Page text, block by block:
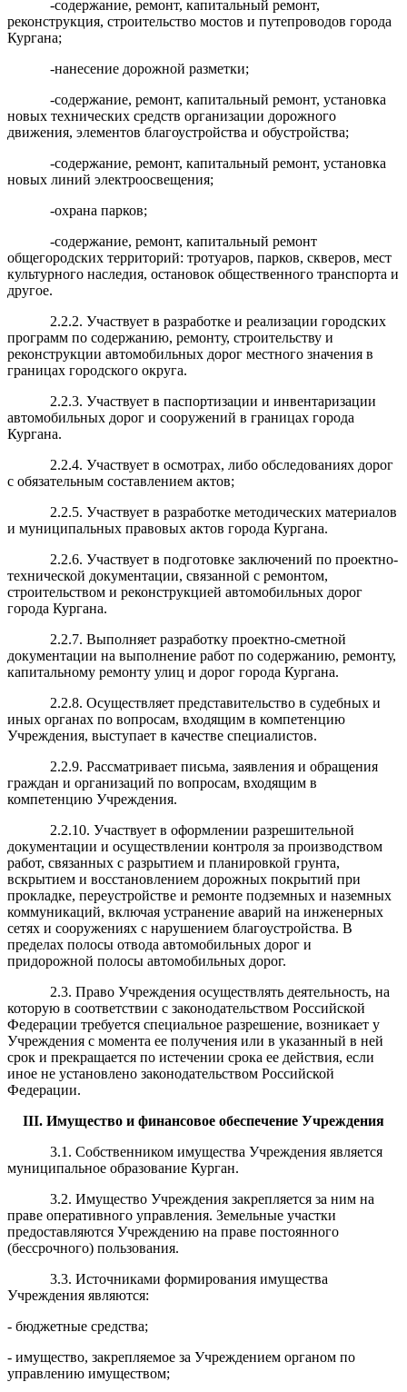
-содержание, ремонт, капитальный ремонт,
реконструкция, строительство мостов и путепроводов города
Кургана;
-нанесение дорожной разметки;
-содержание, ремонт, капитальный ремонт, установка
новых технических средств организации дорожного
движения, элементов благоустройства и обустройства;
-содержание, ремонт, капитальный ремонт, установка
новых линий электроосвещения;
-охрана парков;
-содержание, ремонт, капитальный ремонт
общегородских территорий: тротуаров, парков, скверов, мест
культурного наследия, остановок общественного транспорта и
другое.
2.2.2. Участвует в разработке и реализации городских
программ по содержанию, ремонту, строительству и
реконструкции автомобильных дорог местного значения в
границах городского округа.
2.2.3. Участвует в паспортизации и инвентаризации
автомобильных дорог и сооружений в границах города
Кургана.
2.2.4. Участвует в осмотрах, либо обследованиях дорог
с обязательным составлением актов;
2.2.5. Участвует в разработке методических материалов
и муниципальных правовых актов города Кургана.
2.2.6. Участвует в подготовке заключений по проектно-
технической документации, связанной с ремонтом,
строительством и реконструкцией автомобильных дорог
города Кургана.
2.2.7. Выполняет разработку проектно-сметной
документации на выполнение работ по содержанию, ремонту,
капитальному ремонту улиц и дорог города Кургана.
2.2.8. Осуществляет представительство в судебных и
иных органах по вопросам, входящим в компетенцию
Учреждения, выступает в качестве специалистов.
2.2.9. Рассматривает письма, заявления и обращения
граждан и организаций по вопросам, входящим в
компетенцию Учреждения.
2.2.10. Участвует в оформлении разрешительной
документации и осуществлении контроля за производством
работ, связанных с разрытием и планировкой грунта,
вскрытием и восстановлением дорожных покрытий при
прокладке, переустройстве и ремонте подземных и наземных
коммуникаций, включая устранение аварий на инженерных
сетях и сооружениях с нарушением благоустройства. В
пределах полосы отвода автомобильных дорог и
придорожной полосы автомобильных дорог.
2.3. Право Учреждения осуществлять деятельность, на
которую в соответствии с законодательством Российской
Федерации требуется специальное разрешение, возникает у
Учреждения с момента ее получения или в указанный в ней
срок и прекращается по истечении срока ее действия, если
иное не установлено законодательством Российской
Федерации.
III. Имущество и финансовое обеспечение Учреждения
3.1. Собственником имущества Учреждения является
муниципальное образование Курган.
3.2. Имущество Учреждения закрепляется за ним на
праве оперативного управления. Земельные участки
предоставляются Учреждению на праве постоянного
(бессрочного) пользования.
3.3. Источниками формирования имущества
Учреждения являются:
- бюджетные средства;
- имущество, закрепляемое за Учреждением органом по
управлению имуществом;